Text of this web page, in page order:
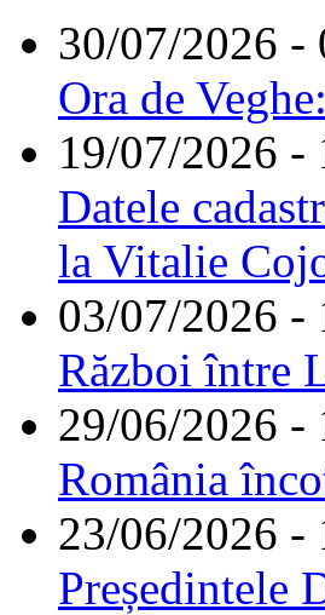
30/07/2026 -
Ora de
19/07/2026 -
Datele
la Vitalie
03/07/2026 -
Război între
29/06/2026 -
România
23/06/2026 -
Președintele